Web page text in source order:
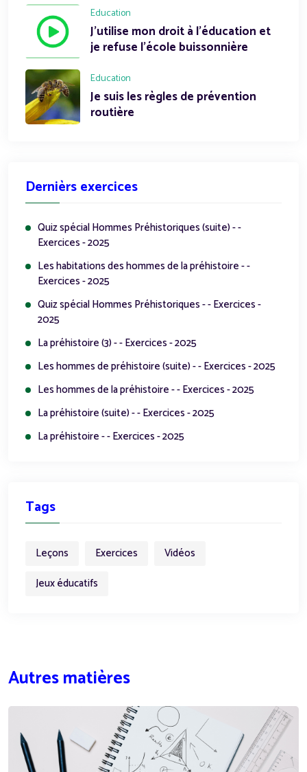
Education
J'utilise mon droit à l'éducation et
je refuse l'école buissonnière
Education
Je suis les règles de prévention
routière
Dernièrs exercices
Quiz spécial Hommes Préhistoriques (suite) - -
Exercices - 2025
Les habitations des hommes de la préhistoire - -
Exercices - 2025
Quiz spécial Hommes Préhistoriques - - Exercices -
2025
La préhistoire (3) - - Exercices - 2025
Les hommes de préhistoire (suite) - - Exercices - 2025
Les hommes de la préhistoire - - Exercices - 2025
La préhistoire (suite) - - Exercices - 2025
La préhistoire - - Exercices - 2025
Tags
Leçons Exercices
Vidéos
Jeux éducatifs
Autres matières